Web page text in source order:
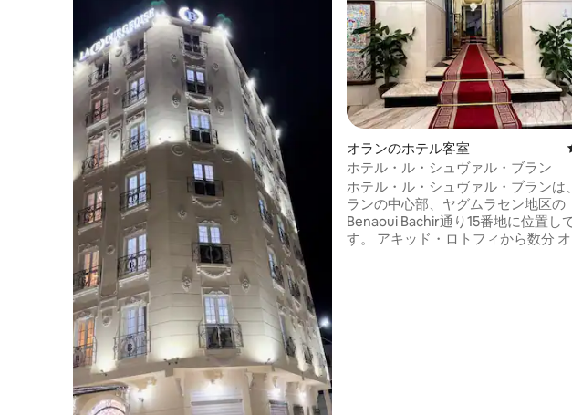
オランのホテル客室
ホテル・ル・シュヴァル・ブラン
ホテル・ル・シュヴァル・ブランは
ランの中心部、ヤグムラセン地区の
Benaoui Bachir通り15番地に位置し
す。 アキッド・ロトフィから数分 オラン